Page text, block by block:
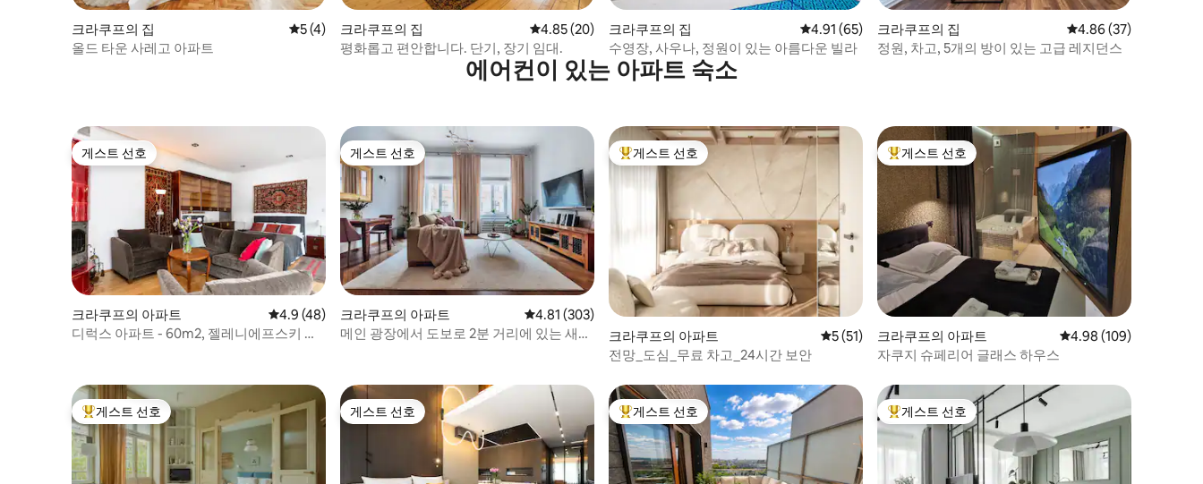
크라쿠프의 집 평점 5점(5점 만점), 후기 4개
5 (4)
올드 타운 사레고 아파트
크라쿠프의 집 평점 4.85점(5점 만점), 후기 20개
4.85 (20)
평화롭고 편안합니다. 단기, 장기 임대.
크라쿠프의 집 평점 4.91점(5점 만점), 후기 65개
4.91 (65)
수영장, 사우나, 정원이 있는 아름다운 빌라
크라쿠프의 집 평점 4.86점(5점 만점),
4.86 (37)
정원, 차고, 5개의 방이 있는 고급 레지던스
에어컨이 있는 아파트 숙소
게스트 선호
게스트 선호
크라쿠프의 아파트 평점 4.9점(5점 만점), 후기 48개
4.9 (48)
디럭스 아파트 - 60m2, 젤레니에프스키 궁
게스트 선호
게스트 선호
크라쿠프의 아파트 평점 4.81점(5점 만점), 후기 303개
4.81 (303)
메인 광장에서 도보로 2분 거리에 있는 새로
상위 게스트 선호
게스트 선호
크라쿠프의 아파트 평점 5점(5점 만점), 후기 51개
5 (51)
전망_도심_무료 차고_24시간 보안
상위 게스트 선호
게스트 선호
크라쿠프의 아파트 평점 4.98점(5점 만점),
4.98 (109)
자쿠지 슈페리어 글래스 하우스
상위 게스트 선호
게스트 선호 게스트 선호
게스트 선호 상위 게스트 선호
게스트 선호 상위 게스트 선호
게스트 선호